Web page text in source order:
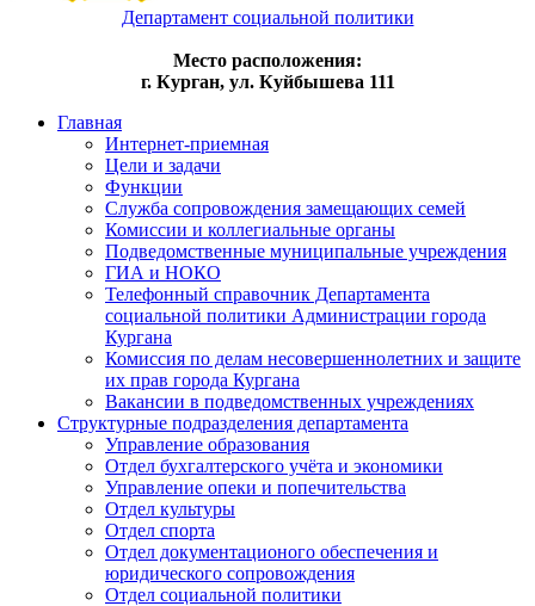
Департамент социальной политики
Место расположения:
г. Курган, ул. Куйбышева 111
Главная
Интернет-приемная
Цели и задачи
Функции
Служба сопровождения замещающих семей
Комиссии и коллегиальные органы
Подведомственные муниципальные учреждения
ГИА и НОКО
Телефонный справочник Департамента
социальной политики Администрации города
Кургана
Комиссия по делам несовершеннолетних и защите
их прав города Кургана
Вакансии в подведомственных учреждениях
Структурные подразделения департамента
Управление образования
Отдел бухгалтерского учёта и экономики
Управление опеки и попечительства
Отдел культуры
Отдел спорта
Отдел документационого обеспечения и
юридического сопровождения
Отдел социальной политики